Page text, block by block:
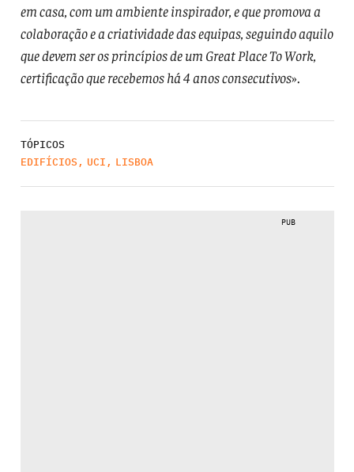
em casa, com um ambiente inspirador, e que promova a
colaboração e a criatividade das equipas, seguindo aquilo
que devem ser os princípios de um Great Place To Work,
certificação que recebemos há 4 anos consecutivos».
TÓPICOS
EDIFÍCIOS , UCI , LISBOA
PUB